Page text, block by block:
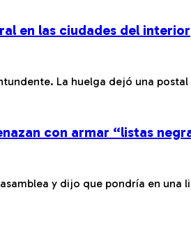
en las ciudades del interior
La huelga dejó una
con armar “listas
y dijo que pondría en